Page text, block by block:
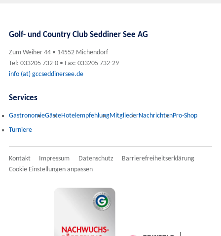
Golf- und Country Club Seddiner See AG
Zum Weiher 44 • 14552 Michendorf
Tel: 033205 732-0 • Fax: 033205 732-29
info (at) gccseddinersee.de
Services
GastronomieGästeHotelempfehlungMitgliederNachrichtenPro-Shop
Turniere
Kontakt Impressum Datenschutz
Barrierefreiheitserklärung
Cookie Einstellungen anpassen